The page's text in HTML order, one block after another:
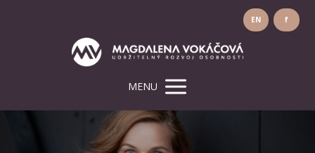
EN f
MENU